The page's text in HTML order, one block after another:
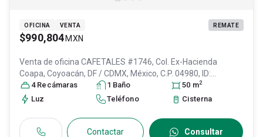
OFICINA VENTA REMATE
$990,804 MXN
Venta de oficina CAFETALES #1746, Col. Ex-Hacienda
Coapa, Coyoacán, DF / CDMX, México, C.P. 04980, ID:
28036532
4 Recámaras 1 Baño 50 m2
Luz Teléfono Cisterna
Contactar Consultar